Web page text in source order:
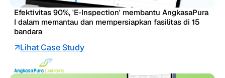
Efektivitas 90%, 'E-Inspection' membantu AngkasaPura
I dalam memantau dan mempersiapkan fasilitas di 15
bandara
Lihat Case Study